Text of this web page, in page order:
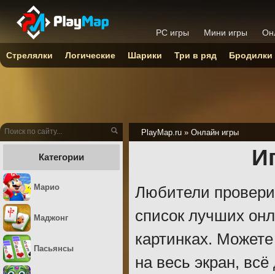
PlayMap.ru » Онлайн игры
Любители
список лучших
картинках.
на весь экран,
Категории
Марио
Маджонг
Пасьянсы
PC игры Мини игры
Стрелялки Логические Шарики Три в ряд Бродилки